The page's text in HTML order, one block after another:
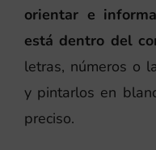
orientar e
está dentro del
letras, números o
y pintarlos en
preciso.